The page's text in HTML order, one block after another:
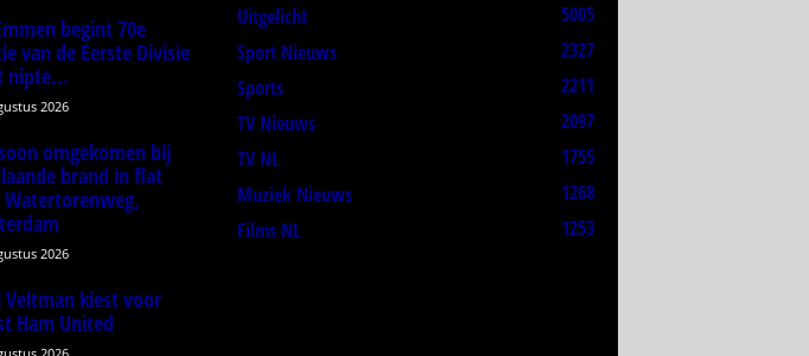
begint 70e
van de Eerste Divisie
nipte...
2026
omgekomen bij
brand in flat
Watertorenweg,
2026
Veltman kiest voor
Ham United
Uitgelicht
5005
Sport Nieuws
2327
Sports
2211
TV Nieuws
2097
TV NL
1755
Muziek Nieuws
1268
Films NL
1253